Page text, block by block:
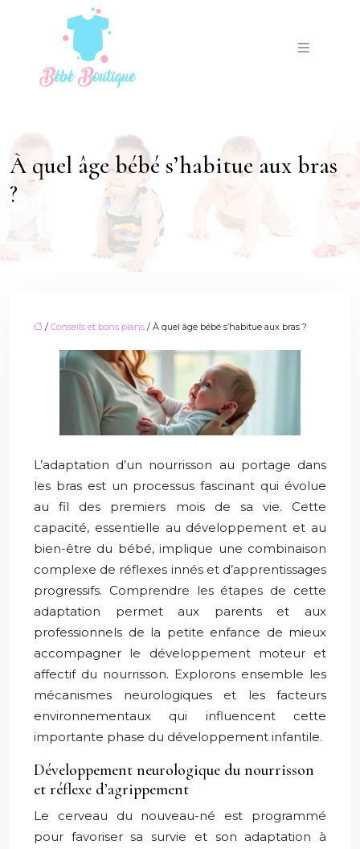
À quel âge bébé s’habitue aux bras
?
/ Conseils et bons plans / À quel âge bébé s’habitue aux bras ?
L’adaptation d’un nourrisson au portage dans
les bras est un processus fascinant qui évolue
au fil des premiers mois de sa vie. Cette
capacité, essentielle au développement et au
bien-être du bébé, implique une combinaison
complexe de réflexes innés et d’apprentissages
progressifs. Comprendre les étapes de cette
adaptation permet aux parents et aux
professionnels de la petite enfance de mieux
accompagner le développement moteur et
affectif du nourrisson. Explorons ensemble les
mécanismes neurologiques et les facteurs
environnementaux qui influencent cette
importante phase du développement infantile.
Développement neurologique du nourrisson
et réflexe d’agrippement
Le cerveau du nouveau-né est programmé
pour favoriser sa survie et son adaptation à